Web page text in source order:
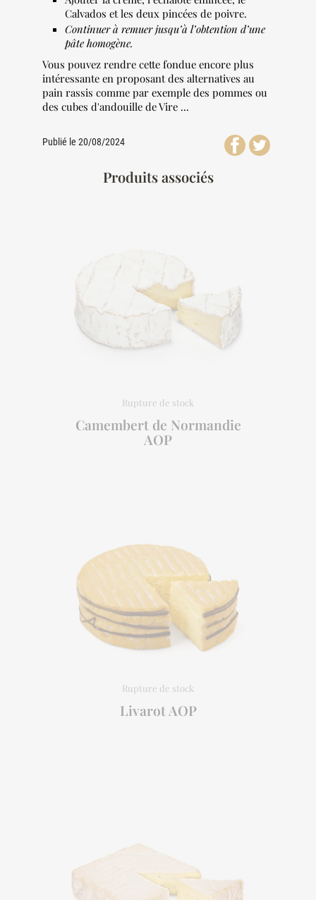
Calvados et les deux pincées de poivre.
Continuer à remuer jusqu’à l’obtention d’une
pâte homogène.
Vous pouvez rendre cette fondue encore plus
intéressante en proposant des alternatives au
pain rassis comme par exemple des pommes ou
des cubes d'andouille de Vire ...
Publié le 20/08/2024
Produits associés
Camembert de Normandie
AOP

Livarot AOP